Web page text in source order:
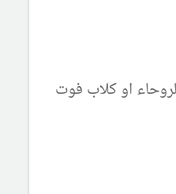
او كلاب فوت